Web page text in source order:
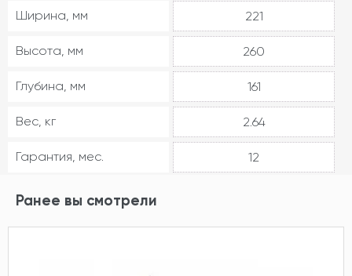
Ширина, мм 221
Высота, мм 260
Глубина, мм 161
Вес, кг 2.64
Гарантия, мес. 12
Ранее вы смотрели